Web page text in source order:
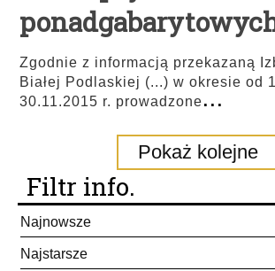
Zgodnie z informacją przekazaną
Białej Podlaskiej (...) w okresie od
30.11.2015 r. prowadzone...
Pokaż kolejne
Filtr info.
Najnowsze
Najstarsze